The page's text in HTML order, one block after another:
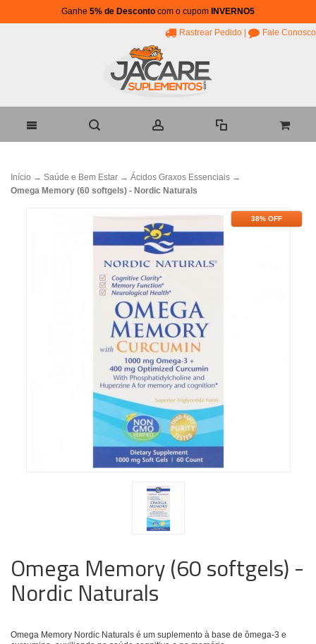
Ganhe 5% de Desconto com o cupom INVERNO5
Rastrear Pedido Fale Conosco
Início → Saúde e Bem Estar → Ácidos Graxos Essenciais →
Omega Memory (60 softgels) - Nordic Naturals
38% OFF
Omega Memory (60 softgels) -
Nordic Naturals
Omega Memory Nordic Naturals é um suplemento à base de ômega-3 e